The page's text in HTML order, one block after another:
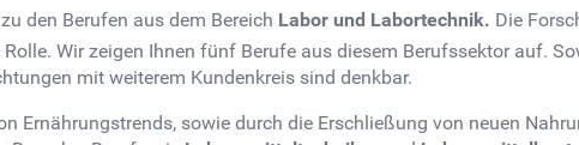
den Berufen aus dem Bereich Labor und Labortechnik. Die
Wir zeigen Ihnen fünf Berufe aus diesem Berufssektor auf.
mit weiterem Kundenkreis sind denkbar.
Ernährungstrends, sowie durch die Erschließung von neuen